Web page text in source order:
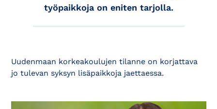
työpaikkoja on eniten tarjolla.
Uudenmaan korkeakoulujen tilanne on korjattava
jo tulevan syksyn lisäpaikkoja jaettaessa.